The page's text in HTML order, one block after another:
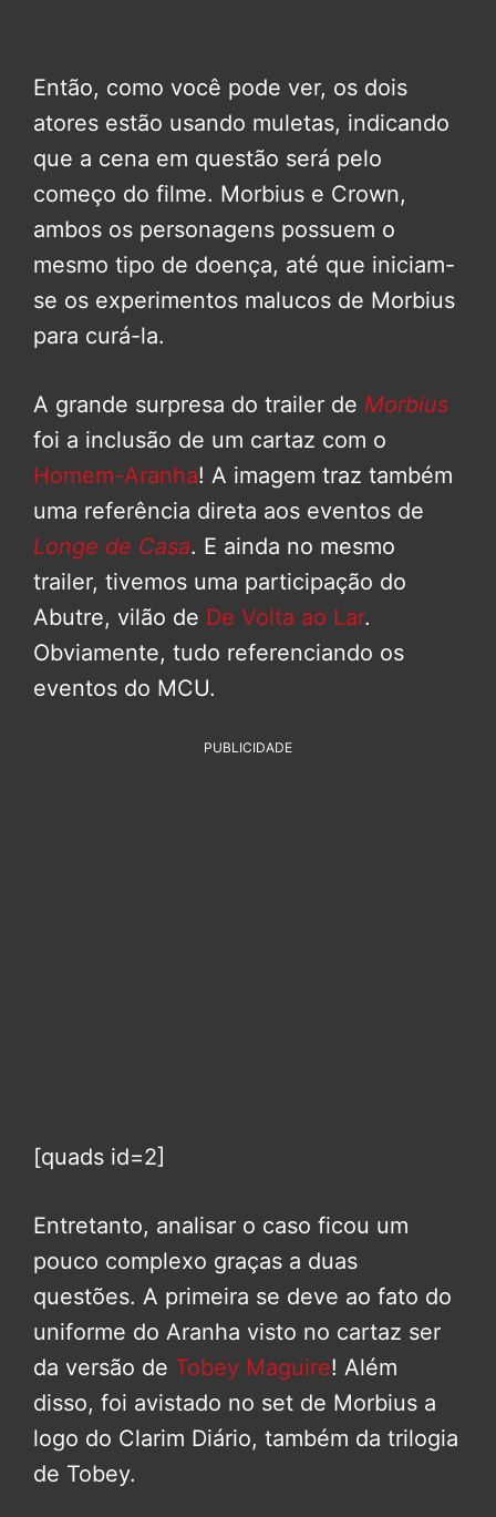
Então, como você pode ver, os dois
atores estão usando muletas, indicando
que a cena em questão será pelo
começo do filme. Morbius e Crown,
ambos os personagens possuem o
mesmo tipo de doença, até que iniciam-
se os experimentos malucos de Morbius
para curá-la.
A grande surpresa do trailer de Morbius
foi a inclusão de um cartaz com o
Homem-Aranha! A imagem traz também
uma referência direta aos eventos de
Longe de Casa. E ainda no mesmo
trailer, tivemos uma participação do
Abutre, vilão de De Volta ao Lar.
Obviamente, tudo referenciando os
eventos do MCU.
PUBLICIDADE
[quads id=2]
Entretanto, analisar o caso ficou um
pouco complexo graças a duas
questões. A primeira se deve ao fato do
uniforme do Aranha visto no cartaz ser
da versão de Tobey Maguire! Além
disso, foi avistado no set de Morbius a
logo do Clarim Diário, também da trilogia
de Tobey.